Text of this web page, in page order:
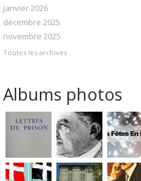
janvier 2026
décembre 2025
novembre 2025
Toutes les archives
Albums photos